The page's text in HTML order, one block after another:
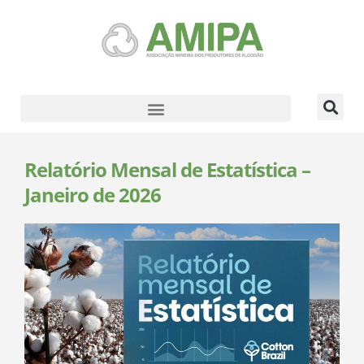
Relatório Mensal de Estatística –
Janeiro de 2026